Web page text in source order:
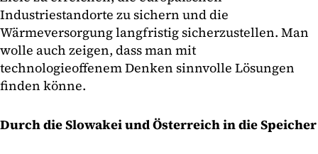
Industriestandorte zu sichern und die
Wärmeversorgung langfristig sicherzustellen. Man
wolle auch zeigen, dass man mit
technologieoffenem Denken sinnvolle Lösungen
finden könne.
Durch die Slowakei und Österreich in die Speicher